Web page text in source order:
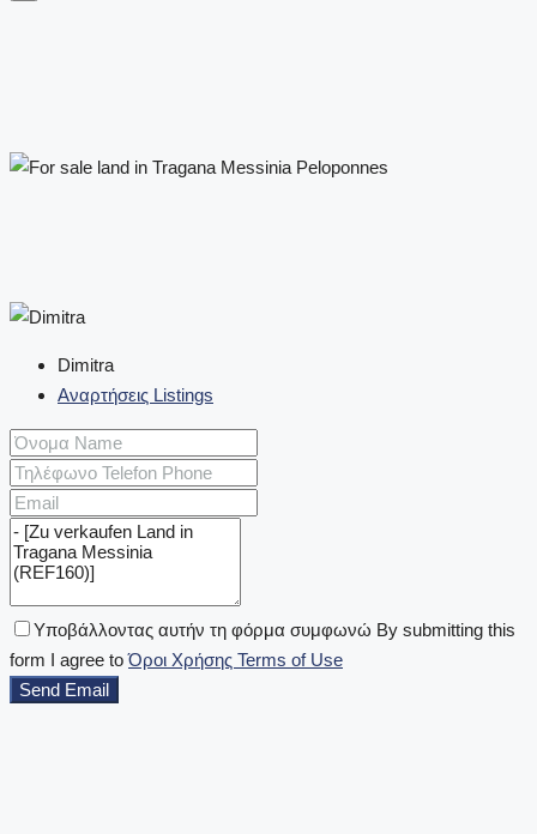
Dimitra
Αναρτήσεις Listings
Υποβάλλοντας αυτήν τη φόρμα συμφωνώ By submitting this
form I agree toΌροι Χρήσης Terms of Use
Send Email